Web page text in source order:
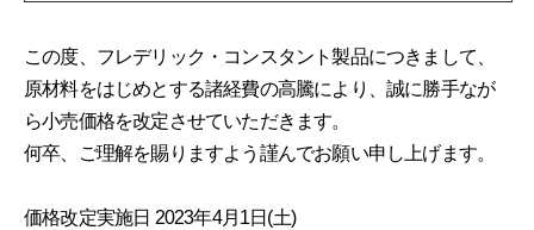
この度、フレデリック・コンスタント製品につきまして、
原材料をはじめとする諸経費の高騰により、誠に勝手なが
ら小売価格を改定させていただきます。
何卒、ご理解を賜りますよう謹んでお願い申し上げます。
価格改定実施日 2023年4月1日(土)